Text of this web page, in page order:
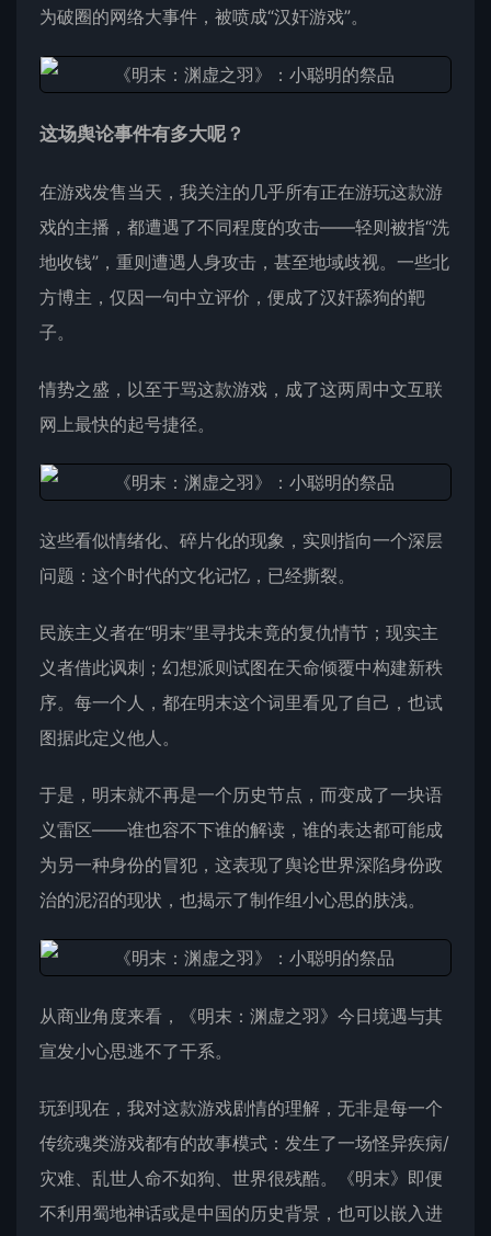
为破圈的网络大事件，被喷成“汉奸游戏”。
这场舆论事件有多大呢？
在游戏发售当天，我关注的几乎所有正在游玩这款游
戏的主播，都遭遇了不同程度的攻击——轻则被指“洗
地收钱”，重则遭遇人身攻击，甚至地域歧视。一些北
方博主，仅因一句中立评价，便成了汉奸舔狗的靶
子。
情势之盛，以至于骂这款游戏，成了这两周中文互联
网上最快的起号捷径。
这些看似情绪化、碎片化的现象，实则指向一个深层
问题：这个时代的文化记忆，已经撕裂。
民族主义者在“明末”里寻找未竟的复仇情节；现实主
义者借此讽刺；幻想派则试图在天命倾覆中构建新秩
序。每一个人，都在明末这个词里看见了自己，也试
图据此定义他人。
于是，明末就不再是一个历史节点，而变成了一块语
义雷区——谁也容不下谁的解读，谁的表达都可能成
为另一种身份的冒犯，这表现了舆论世界深陷身份政
治的泥沼的现状，也揭示了制作组小心思的肤浅。
从商业角度来看，《明末：渊虚之羽》今日境遇与其
宣发小心思逃不了干系。
玩到现在，我对这款游戏剧情的理解，无非是每一个
传统魂类游戏都有的故事模式：发生了一场怪异疾病/
灾难、乱世人命不如狗、世界很残酷。《明末》即便
不利用蜀地神话或是中国的历史背景，也可以嵌入进